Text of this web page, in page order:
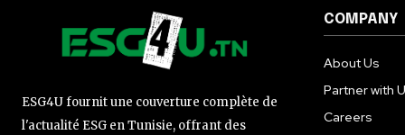
ESG4U fournit une couverture complète de
l'actualité ESG en Tunisie, offrant des
COMPANY
About Us
Partner with
Careers